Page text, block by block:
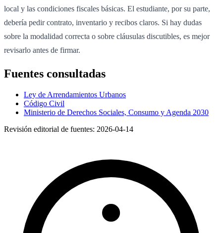
local y las condiciones fiscales básicas. El estudiante, por su parte,
debería pedir contrato, inventario y recibos claros. Si hay dudas
sobre la modalidad correcta o sobre cláusulas discutibles, es mejor
revisarlo antes de firmar.
Fuentes consultadas
Ley de Arrendamientos Urbanos
Código Civil
Ministerio de Derechos Sociales, Consumo y Agenda 2030
Revisión editorial de fuentes: 2026-04-14